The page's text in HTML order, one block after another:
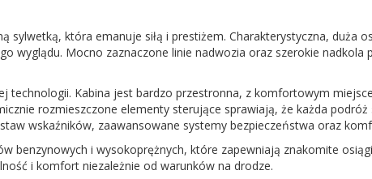
sylwetką, która emanuje siłą i prestiżem. Charakterystyczna, duża
wyglądu. Mocno zaznaczone linie nadwozia oraz szerokie
technologii. Kabina jest bardzo przestronna, z komfortowym
rozmieszczone elementy sterujące sprawiają, że każda
wskaźników, zaawansowane systemy bezpieczeństwa oraz
benzynowych i wysokoprężnych, które zapewniają znakomite
i komfort niezależnie od warunków na drodze.